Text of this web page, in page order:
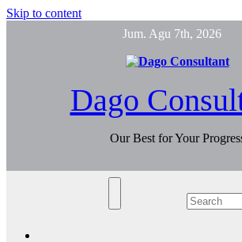
Skip to content
Jum. Agu 7th, 2026
Dago
Our Best for Your